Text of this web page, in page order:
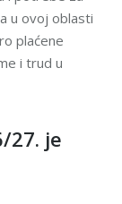
u ovoj oblasti
plaćene
i trud u
27. je